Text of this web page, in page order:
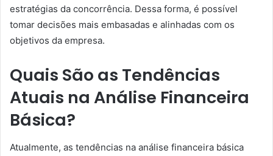
estratégias da concorrência. Dessa forma, é possível
tomar decisões mais embasadas e alinhadas com os
objetivos da empresa.
Quais São as Tendências
Atuais na Análise Financeira
Básica?
Atualmente, as tendências na análise financeira básica